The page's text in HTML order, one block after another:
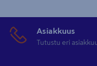
Asiakkuus
Tutustu eri